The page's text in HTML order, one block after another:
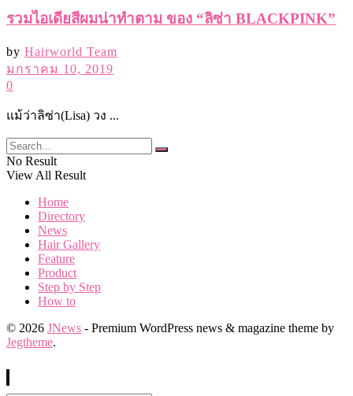
รวมไอเดียสีผมน่าทำตาม ของ “ลิซ่า BLACKPINK”
by Hairworld Team
มกราคม 10, 2019
0
แม้ว่าลิซ่า(Lisa) วง ...
No Result
View All Result
Home
Directory
News
Hair Gallery
Feature
Product
Step by Step
How to
© 2026 JNews - Premium WordPress news & magazine theme by
Jegtheme.